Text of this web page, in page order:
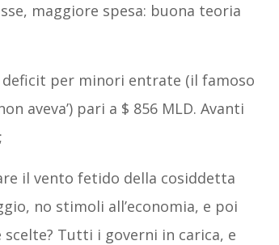
maggiore spesa: buona teoria
deficit per minori entrate (il famoso
aveva’) pari a $ 856 MLD. Avanti
il vento fetido della cosiddetta
no stimoli all’economia, e poi
Tutti i governi in carica, e